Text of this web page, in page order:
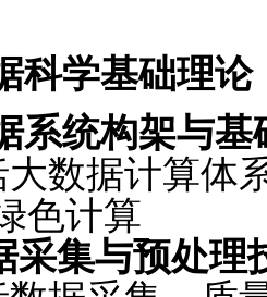
科学基础理论
系统构架与基
数据计算体
色计算
采集与预处理